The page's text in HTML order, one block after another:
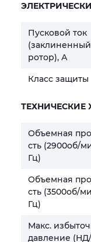
Пусковой ток
(заклиненный
ротор), А
Класс защиты
ТЕХНИЧЕСКИЕ
Объемная
сть (2900об/
Гц)
Объемная
сть (3500об/
Гц)
Макс.
давление